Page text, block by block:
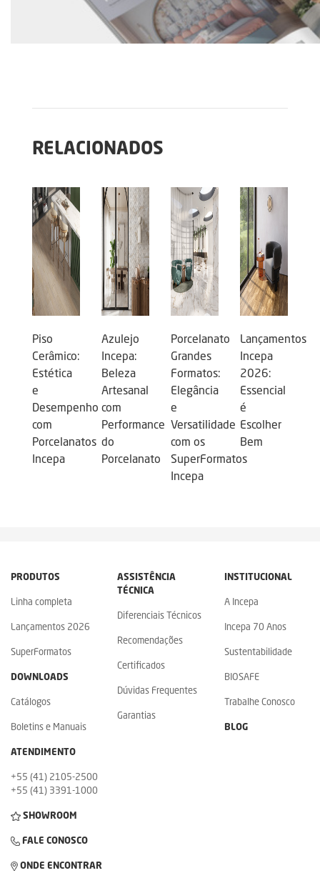
RELACIONADOS
Piso
Cerâmico:
Estética
e
Desempenho
com
Porcelanatos
Incepa
Azulejo
Incepa:
Beleza
Artesanal
com
Performance
do
Porcelanato
Porcelanato
Grandes
Formatos:
Elegância
e
Versatilidade
com os
SuperFormatos
Incepa
Lançamentos
Incepa
2026:
Essencial
é
Escolher
Bem
PRODUTOS
Linha completa
Lançamentos 2026
SuperFormatos
DOWNLOADS
Catálogos
Boletins e Manuais
ASSISTÊNCIA
TÉCNICA
Diferenciais Técnicos
Recomendações
Certificados
Dúvidas Frequentes
Garantias
INSTITUCIONAL
A Incepa
Incepa 70 Anos
Sustentabilidade
BIOSAFE
Trabalhe Conosco
BLOG
ATENDIMENTO
+55 (41) 2105-2500
+55 (41) 3391-1000
SHOWROOM
FALE CONOSCO
ONDE ENCONTRAR